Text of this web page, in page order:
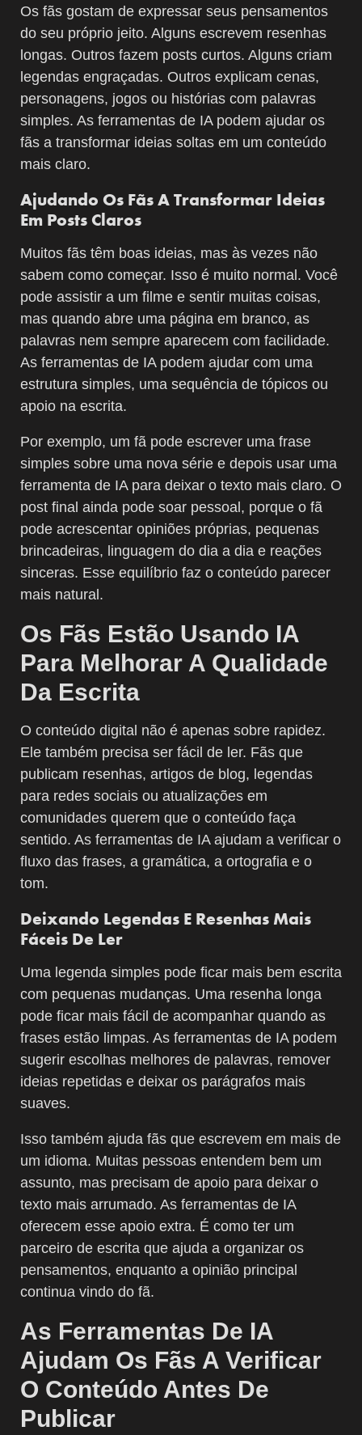
Os fãs gostam de expressar seus pensamentos
do seu próprio jeito. Alguns escrevem resenhas
longas. Outros fazem posts curtos. Alguns criam
legendas engraçadas. Outros explicam cenas,
personagens, jogos ou histórias com palavras
simples. As ferramentas de IA podem ajudar os
fãs a transformar ideias soltas em um conteúdo
mais claro.
Ajudando Os Fãs A Transformar Ideias
Em Posts Claros
Muitos fãs têm boas ideias, mas às vezes não
sabem como começar. Isso é muito normal. Você
pode assistir a um filme e sentir muitas coisas,
mas quando abre uma página em branco, as
palavras nem sempre aparecem com facilidade.
As ferramentas de IA podem ajudar com uma
estrutura simples, uma sequência de tópicos ou
apoio na escrita.
Por exemplo, um fã pode escrever uma frase
simples sobre uma nova série e depois usar uma
ferramenta de IA para deixar o texto mais claro. O
post final ainda pode soar pessoal, porque o fã
pode acrescentar opiniões próprias, pequenas
brincadeiras, linguagem do dia a dia e reações
sinceras. Esse equilíbrio faz o conteúdo parecer
mais natural.
Os Fãs Estão Usando IA
Para Melhorar A Qualidade
Da Escrita
O conteúdo digital não é apenas sobre rapidez.
Ele também precisa ser fácil de ler. Fãs que
publicam resenhas, artigos de blog, legendas
para redes sociais ou atualizações em
comunidades querem que o conteúdo faça
sentido. As ferramentas de IA ajudam a verificar o
fluxo das frases, a gramática, a ortografia e o
tom.
Deixando Legendas E Resenhas Mais
Fáceis De Ler
Uma legenda simples pode ficar mais bem escrita
com pequenas mudanças. Uma resenha longa
pode ficar mais fácil de acompanhar quando as
frases estão limpas. As ferramentas de IA podem
sugerir escolhas melhores de palavras, remover
ideias repetidas e deixar os parágrafos mais
suaves.
Isso também ajuda fãs que escrevem em mais de
um idioma. Muitas pessoas entendem bem um
assunto, mas precisam de apoio para deixar o
texto mais arrumado. As ferramentas de IA
oferecem esse apoio extra. É como ter um
parceiro de escrita que ajuda a organizar os
pensamentos, enquanto a opinião principal
continua vindo do fã.
As Ferramentas De IA
Ajudam Os Fãs A Verificar
O Conteúdo Antes De
Publicar